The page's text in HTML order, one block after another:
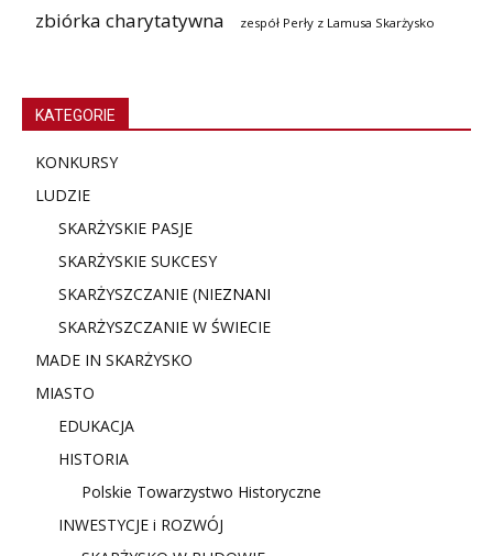
zbiórka charytatywna zespół Perły z Lamusa Skarżysko
KATEGORIE
KONKURSY
LUDZIE
SKARŻYSKIE PASJE
SKARŻYSKIE SUKCESY
SKARŻYSZCZANIE (NIEZNANI
SKARŻYSZCZANIE W ŚWIECIE
MADE IN SKARŻYSKO
MIASTO
EDUKACJA
HISTORIA
Polskie Towarzystwo Historyczne
INWESTYCJE i ROZWÓJ